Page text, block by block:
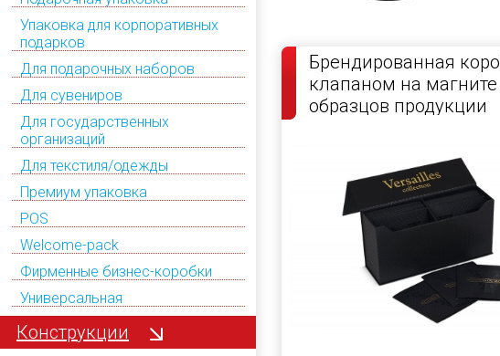
Упаковка для корпоративных
подарков
Для подарочных наборов
Для сувениров
Для государственных
организаций
Для текстиля/одежды
Премиум упаковка
POS
Welcome-pack
Фирменные бизнес-коробки
Универсальная
Конструкции
Брендированная
клапаном на
образцов продукции